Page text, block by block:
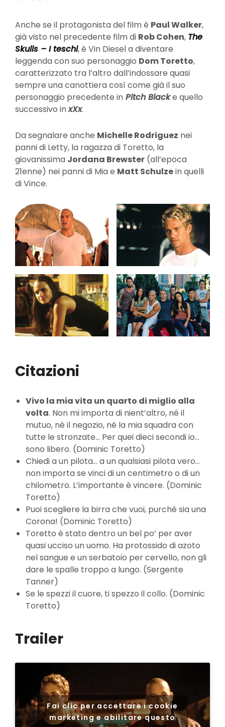
Anche se il protagonista del film è Paul Walker,
già visto nel precedente film di Rob Cohen, The
Skulls – I teschi, è Vin Diesel a diventare
leggenda con suo personaggio Dom Toretto,
caratterizzato tra l’altro dall’indossare quasi
sempre una canottiera così come già il suo
personaggio precedente in Pitch Blacke quello
successivo inxXx.
Da segnalare anche Michelle Rodriguez nei
panni di Letty, la ragazza di Toretto, la
giovanissima Jordana Brewster (all’epoca
21enne) nei panni di Mia e Matt Schulzein quelli
di Vince.
Citazioni
Vivo la mia vita un quarto di miglio alla
volta. Non mi importa di nient’altro, né il
mutuo, né il negozio, né la mia squadra con
tutte le stronzate… Per quei dieci secondi io…
sono libero. (Dominic Toretto)
Chiedi a un pilota… a un qualsiasi pilota vero…
non importa se vinci di un centimetro o di un
chilometro. L’importante è vincere. (Dominic
Toretto)
Puoi scegliere la birra che vuoi, purché sia una
Corona! (Dominic Toretto)
Toretto è stato dentro un bel po’ per aver
quasi ucciso un uomo. Ha protossido di azoto
nel sangue e un serbatoio per cervello, non gli
dare le spalle troppo a lungo. (Sergente
Tanner)
Se le spezzi il cuore, ti spezzo il collo. (Dominic
Toretto)
Trailer
Fai clic per accettare i cookie
marketing e abilitare questo